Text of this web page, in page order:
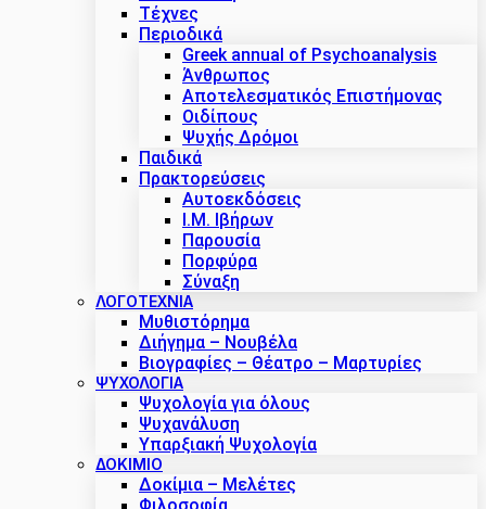
Τέχνες
Περιοδικά
Greek annual of Psychoanalysis
Άνθρωπος
Αποτελεσματικός Επιστήμονας
Οιδίπους
Ψυχής Δρόμοι
Παιδικά
Πρακτoρεύσεις
Αυτοεκδόσεις
Ι.Μ. Ιβήρων
Παρουσία
Πορφύρα
Σύναξη
ΛΟΓΟΤΕΧΝΙΑ
Μυθιστόρημα
Διήγημα – Νουβέλα
Βιογραφίες – Θέατρο – Μαρτυρίες
ΨΥΧΟΛΟΓΙΑ
Ψυχολογία για όλους
Ψυχανάλυση
Υπαρξιακή Ψυχολογία
ΔΟΚΊΜΙΟ
Δοκίμια – Μελέτες
Φιλοσοφία